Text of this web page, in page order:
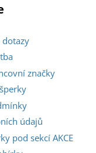
dotazy
značky
údajů
pod sekcí AKCE